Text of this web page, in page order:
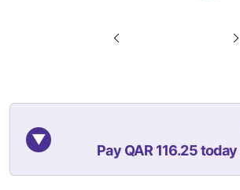
Pay QAR 116.25 today
▼